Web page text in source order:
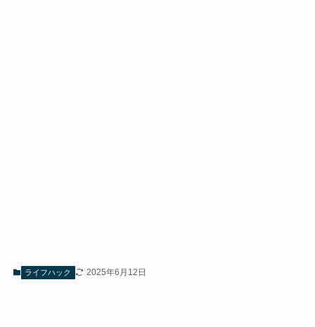
ライフハック 2025年6月12日